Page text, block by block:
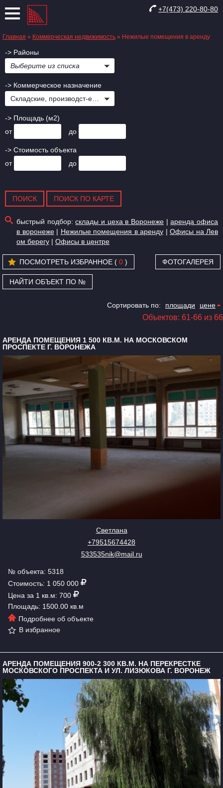
+7(473) 220-80-80
Главная » Коммерческая недвижимость » Нежилые помещения в аренду
-> Районы
Выберите из списка
-> Коммерческое назначение
-> Площадь (м2)
от
до
-> Стоимость объекта
от
до
быстрый подбор:склады и цеха в Воронеже |аренда офиса
в воронеже| Нежилые помещения в аренду | Офисы на Лев
ом берегу | Офисы в центре
ПОСМОТРЕТЬ ИЗБРАННОЕ ( 0 ) ФОТОГАЛЕРЕЯ
НАЙТИ ОБЪЕКТ ПО №
Сортировать по: площади цене
Объектов: 61-66 из 66
АРЕНДА ПОМЕЩЕНИЯ 1 500 КВ.М. НА МОСКОВСКОМ
ПРОСПЕКТЕ Г. ВОРОНЕЖА
Светлана
+79515674428
533535nik@mail.ru
№ объекта: 5318
Стоимость: 1 050 000
Цена за 1 кв.м: 700
Площадь: 1500.00 кв.м
Подробнее об объекте
В избранное
АРЕНДА ПОМЕЩЕНИЯ 900-2 300 КВ.М. НА ПЕРЕКРЕСТКЕ
МОСКОВСКОГО ПРОСПЕКТА И УЛ. ЛИЗЮКОВА Г. ВОРОНЕЖ